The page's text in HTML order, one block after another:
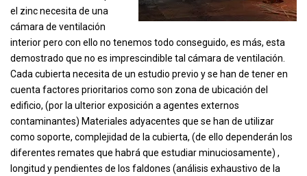
el zinc necesita de una
cámara de ventilación
interior pero con ello no tenemos todo conseguido, es más, esta
demostrado que no es imprescindible tal cámara de ventilación.
Cada cubierta necesita de un estudio previo y se han de tener en
cuenta factores prioritarios como son zona de ubicación del
edificio, (por la ulterior exposición a agentes externos
contaminantes) Materiales adyacentes que se han de utilizar
como soporte, complejidad de la cubierta, (de ello dependerán los
diferentes remates que habrá que estudiar minuciosamente) ,
longitud y pendientes de los faldones (análisis exhaustivo de la